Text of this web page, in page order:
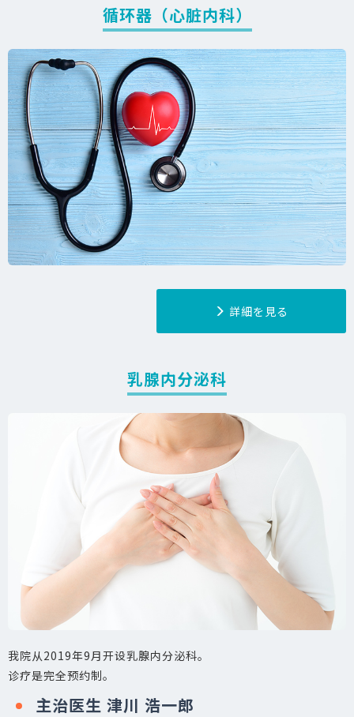
循环器（心脏内科）
詳細を見る
乳腺内分泌科
我院从2019年9月开设乳腺内分泌科。
诊疗是完全预约制。
主治医生 津川 浩一郎